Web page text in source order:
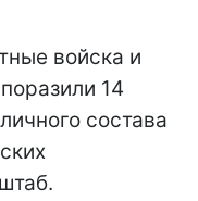
войска и
14
состава